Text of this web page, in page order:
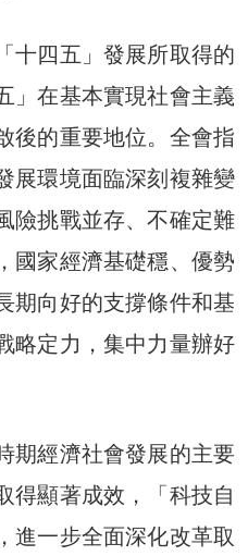
十四五」發展所取得的
」在基本實現社會主義
後的重要地位。全會指
展環境面臨深刻複雜變
險挑戰並存、不確定難
國家經濟基礎穩、優勢
期向好的支撐條件和基
略定力，集中力量辦好
期經濟社會發展的主要
得顯著成效，「科技自
進一步全面深化改革取